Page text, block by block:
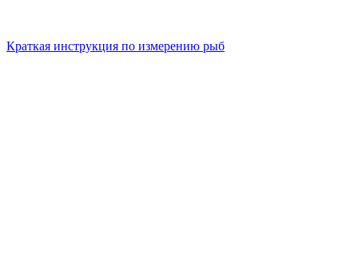
Краткая инструкция по измерению рыб